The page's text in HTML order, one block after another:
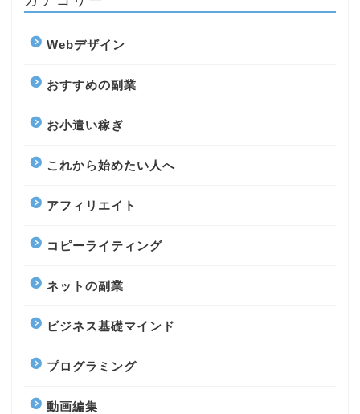
Webデザイン
おすすめの副業
お小遣い稼ぎ
これから始めたい人へ
アフィリエイト
コピーライティング
ネットの副業
ビジネス基礎マインド
プログラミング
動画編集